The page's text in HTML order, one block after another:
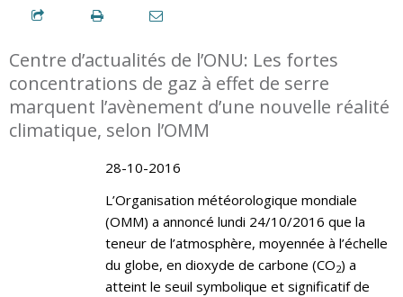
Centre d’actualités de l’ONU: Les fortes
concentrations de gaz à effet de serre
marquent l’avènement d’une nouvelle réalité
climatique, selon l’OMM
28-10-2016
L’Organisation météorologique mondiale
(OMM) a annoncé lundi 24/10/2016 que la
teneur de l’atmosphère, moyennée à l’échelle
du globe, en dioxyde de carbone (CO2) a
atteint le seuil symbolique et significatif de